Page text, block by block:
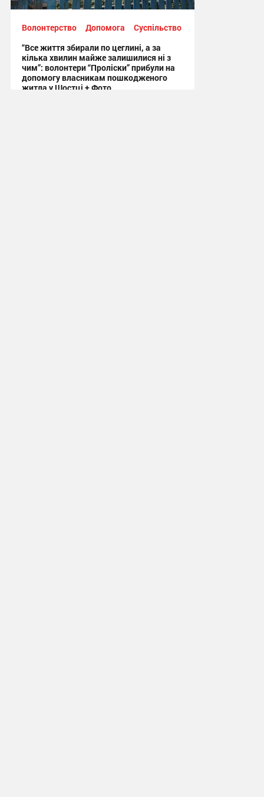
Волонтерство Допомога
Суспільство
“Все життя збирали по цеглині, а за
кілька хвилин майже залишилися ні з
чим”: волонтери “Проліски” прибули на
допомогу власникам пошкодженого
житла у Шостці + Фото